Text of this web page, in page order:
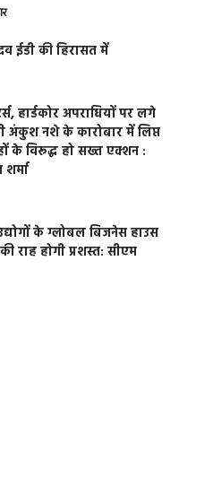
ईडी की हिरासत में
हार्डकोर अपराधियों पर लगे
अंकुश नशे के कारोबार में लिप्त
के विरूद्ध हो सख्त एक्शन :
के ग्लोबल बिजनेस हाउस
राह होगी प्रशस्त: सीएम